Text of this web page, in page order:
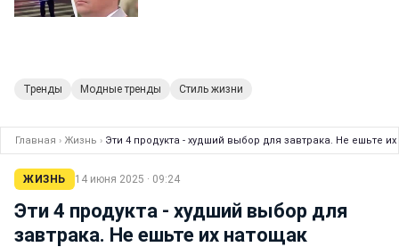
Тренды Модные тренды Стиль жизни
Главная › Жизнь › Эти 4 продукта - худший выбор для завтрака. Не ешьте
ЖИЗНЬ 14 июня 2025 · 09:24
Эти 4 продукта - худший выбор для
завтрака. Не ешьте их натощак